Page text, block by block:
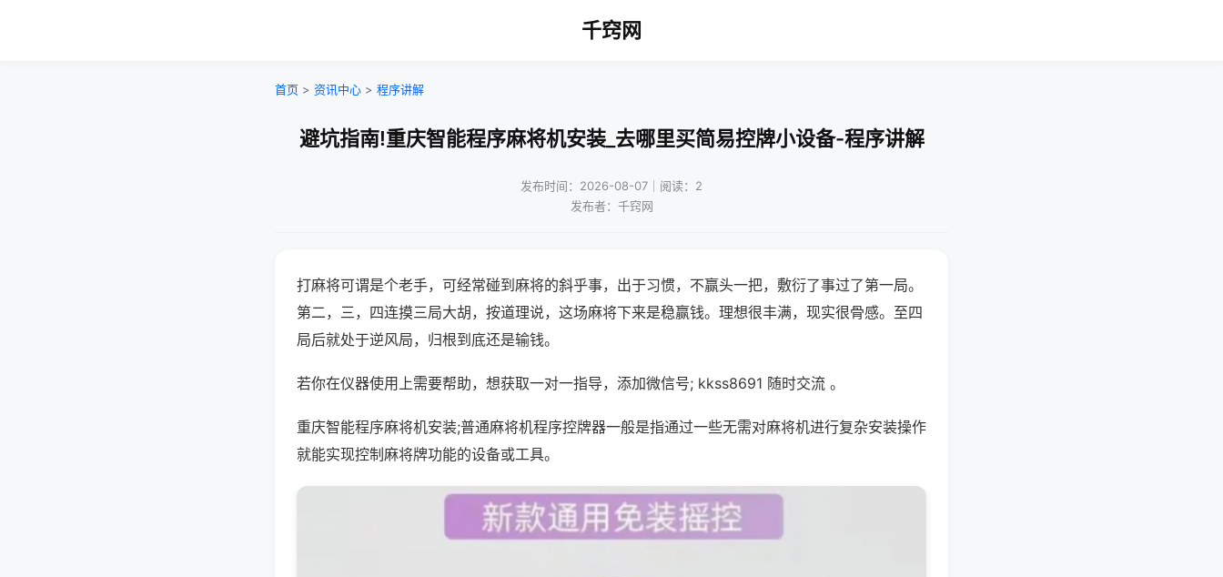
千窍网
首页 > 资讯中心 > 程序讲解
避坑指南!重庆智能程序麻将机安装_去哪里买简易控牌小设备-程序讲解
发布时间：2026-08-07｜阅读：2
发布者：千窍网
打麻将可谓是个老手，可经常碰到麻将的斜乎事，出于习惯，不赢头一把，敷衍了事过了第一局。
第二，三，四连摸三局大胡，按道理说，这场麻将下来是稳赢钱。理想很丰满，现实很骨感。至四
局后就处于逆风局，归根到底还是输钱。
若你在仪器使用上需要帮助，想获取一对一指导，添加微信号; kkss8691 随时交流 。
重庆智能程序麻将机安装;普通麻将机程序控牌器一般是指通过一些无需对麻将机进行复杂安装操作
就能实现控制麻将牌功能的设备或工具。